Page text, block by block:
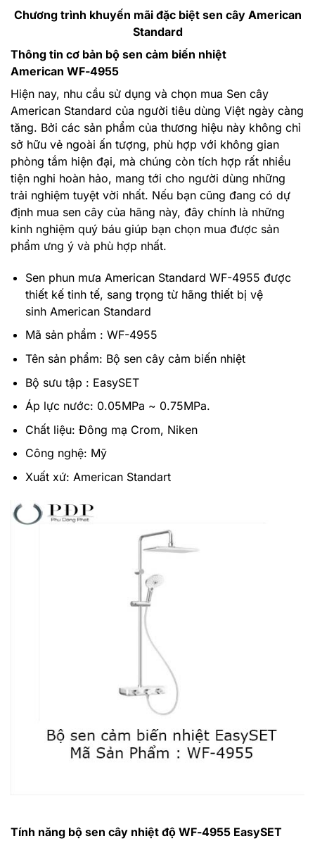
Chương trình khuyến mãi đặc biệt sen cây American
Standard
Thông tin cơ bản bộ sen cảm biến nhiệt
American WF-4955
Hiện nay, nhu cầu sử dụng và chọn mua Sen cây
American Standard của người tiêu dùng Việt ngày càng
tăng. Bởi các sản phẩm của thương hiệu này không chỉ
sở hữu vẻ ngoài ấn tượng, phù hợp với không gian
phòng tắm hiện đại, mà chúng còn tích hợp rất nhiều
tiện nghi hoàn hảo, mang tới cho người dùng những
trải nghiệm tuyệt vời nhất. Nếu bạn cũng đang có dự
định mua sen cây của hãng này, đây chính là những
kinh nghiệm quý báu giúp bạn chọn mua được sản
phẩm ưng ý và phù hợp nhất.
Sen phun mưa American Standard WF-4955 được
thiết kế tinh tế, sang trọng từ hãng thiết bị vệ
sinh American Standard
Mã sản phẩm : WF-4955
Tên sản phẩm: Bộ sen cây cảm biến nhiệt
Bộ sưu tập : EasySET
Áp lực nước: 0.05MPa ~ 0.75MPa.
Chất liệu: Đông mạ Crom, Niken
Công nghệ: Mỹ
Xuất xứ: American Standart
Tính năng bộ sen cây nhiệt độ WF-4955 EasySET